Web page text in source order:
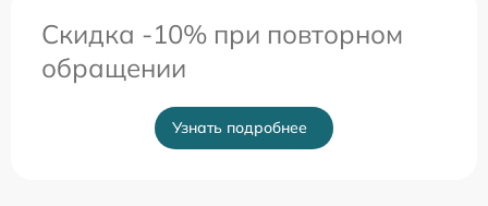
Скидка -10% при повторном
обращении
Узнать подробнее